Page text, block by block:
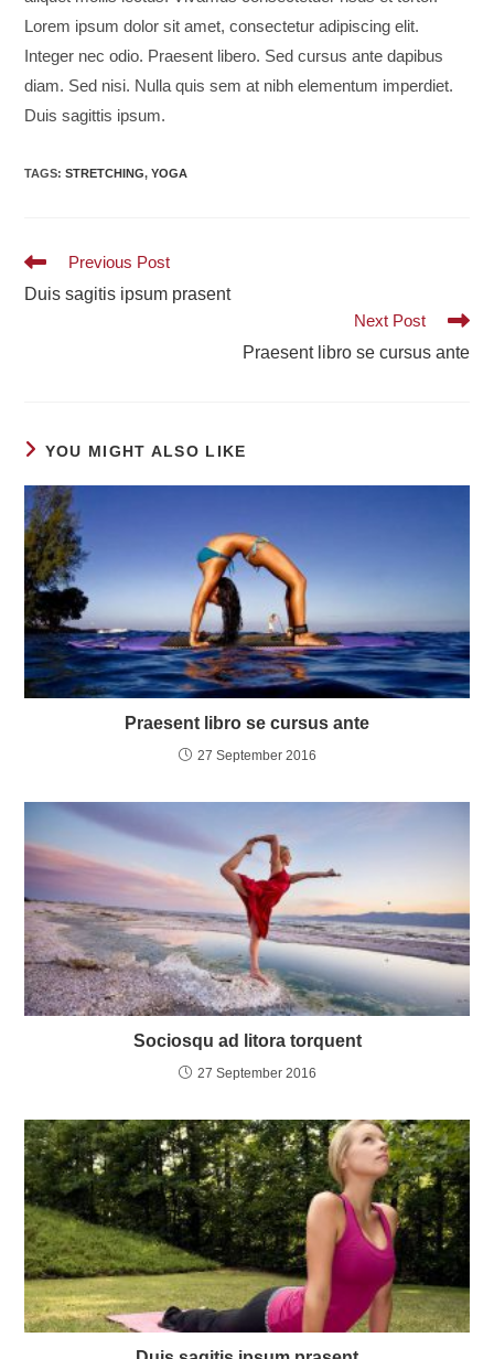
Lorem ipsum dolor sit amet, consectetur adipiscing elit.
Integer nec odio. Praesent libero. Sed cursus ante dapibus
diam. Sed nisi. Nulla quis sem at nibh elementum imperdiet.
Duis sagittis ipsum.
TAGS:STRETCHING, YOGA
Read
articles
Previous Post
Duis sagitis ipsum prasent
Next Post
Praesent libro se cursus ante
YOU MIGHT ALSO LIKE
Praesent libro se cursus ante
27 September 2016
Sociosqu ad litora torquent
27 September 2016